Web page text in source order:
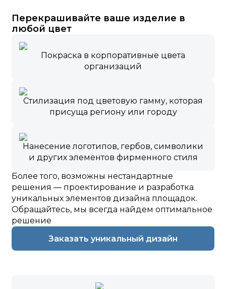
Перекрашивайте ваше изделие в
любой цвет
Покраска в корпоративные цвета
организаций
Стилизация под цветовую гамму, которая
присуща региону или городу
Нанесение логотипов, гербов, символики
и других элементов фирменного стиля
Более того, возможны нестандартные
решения — проектирование и разработка
уникальных элементов дизайна площадок.
Обращайтесь, мы всегда найдем оптимальное
решение
Заказать уникальный дизайн